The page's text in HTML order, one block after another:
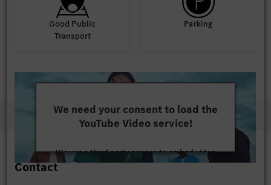
Good Public
Transport
Parking
We need your consent to load the
YouTube Video service!
We use a third party service to embed video
content that may collect data about your activity.
Contact